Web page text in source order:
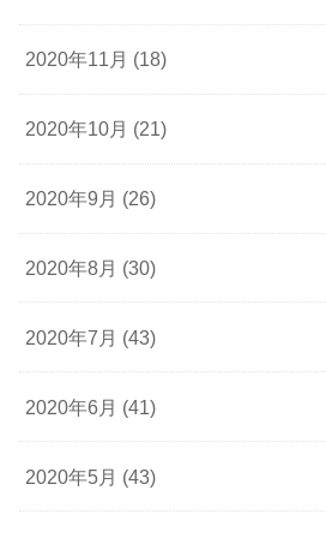
2020年11月 (18)
2020年10月 (21)
2020年9月 (26)
2020年8月 (30)
2020年7月 (43)
2020年6月 (41)
2020年5月 (43)